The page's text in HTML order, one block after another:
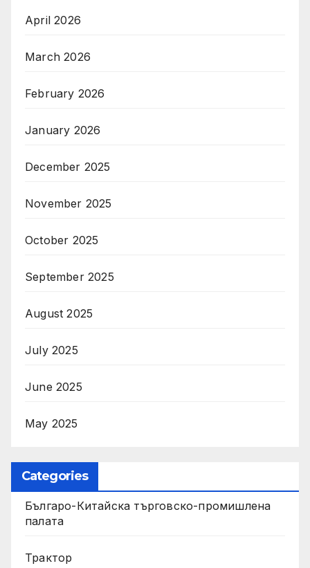
April 2026
March 2026
February 2026
January 2026
December 2025
November 2025
October 2025
September 2025
August 2025
July 2025
June 2025
May 2025
Categories
Българо-Китайска търговско-промишлена
палата
Трактор